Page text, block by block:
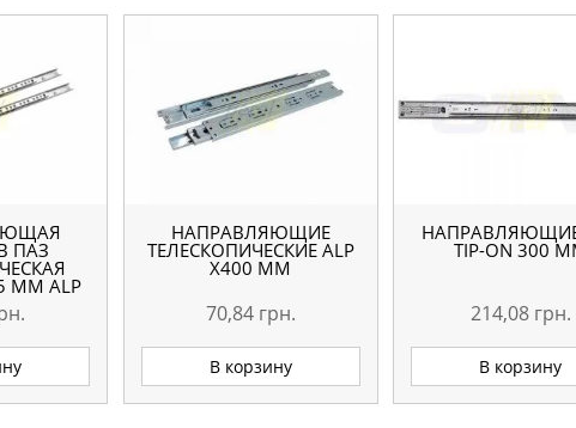
ПАЗ
ММ ALP
НАПРАВЛЯЮЩИЕ
ТЕЛЕСКОПИЧЕСКИЕ АLP
Х400 ММ
70,84 грн.
В корзину
НАПРАВЛЯЮЩИЕ
TIP-ON 300
214,08 грн.
В корзину